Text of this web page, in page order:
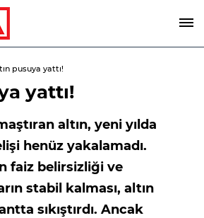
pusuya yattı!
yattı!
altın, yeni yılda
henüz yakalamadı.
faiz belirsizliği ve
stabil kalması, altın
sıkıştırdı. Ancak